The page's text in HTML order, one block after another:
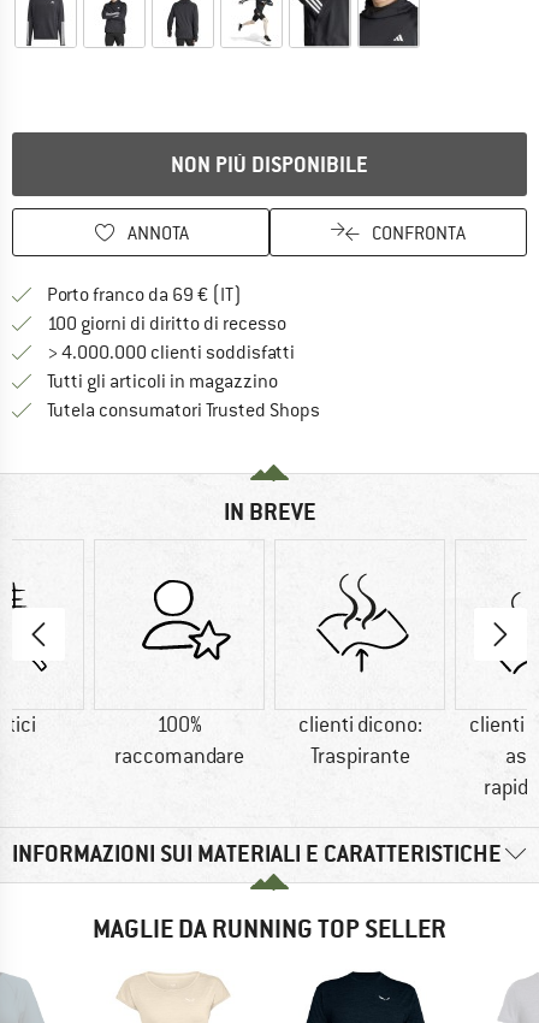
NON PIÙ DISPONIBILE
ANNOTA CONFRONTA
Porto franco da 69 € (IT)
100 giorni di diritto di recessoVai alla politica di recesso qui
> 4.000.000 clienti soddisfatti
Tutti gli articoli in magazzino
Tutela consumatori Trusted Shops
IN BREVE
100%
raccomandare
clienti dicono:
Traspirante
clienti
INFORMAZIONI SUI MATERIALI E CARATTERISTICHE
MAGLIE DA RUNNING TOP SELLER